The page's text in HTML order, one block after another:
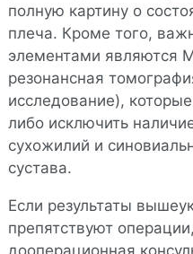
полную картину о
плеча. Кроме того,
элементами являются
резонансная
исследование),
либо исключить
сухожилий и
сустава.
Если результаты
препятствуют
дооперационная